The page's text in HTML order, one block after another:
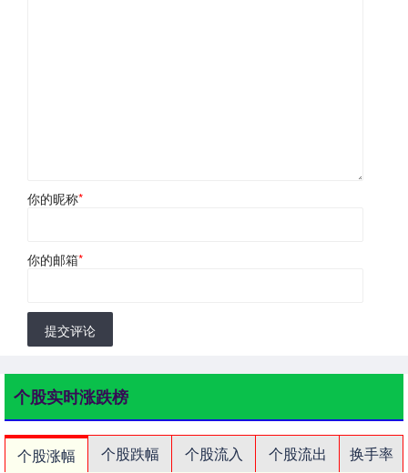
你的昵称*
你的邮箱*
提交评论
个股实时涨跌榜
个股涨幅 个股跌幅 个股流入 个股流出
换手率